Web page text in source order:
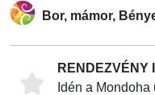
Bor, mámor,
RENDEZVÉNY
Idén a